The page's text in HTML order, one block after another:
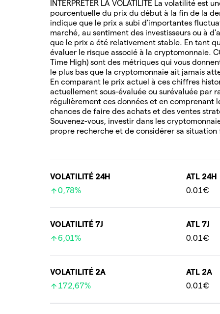
INTERPRÉTER LA VOLATILITÉ La volatilité
pourcentuelle du prix du début à la fin de la
indique que le prix a subi d'importantes
marché, au sentiment des investisseurs ou à
que le prix a été relativement stable. En tant
évaluer le risque associé à la cryptomonnaie.
Time High) sont des métriques qui vous
le plus bas que la cryptomonnaie ait jamais
En comparant le prix actuel à ces chiffres
actuellement sous-évaluée ou surévaluée par
régulièrement ces données et en comprenant
chances de faire des achats et des ventes
Souvenez-vous, investir dans les
propre recherche et de considérer sa
VOLATILITÉ 24H
0,78%
ATL 24H
0.01€
VOLATILITÉ 7J
6,01%
ATL 7J
0.01€
VOLATILITÉ 2A
172,67%
ATL 2A
0.01€